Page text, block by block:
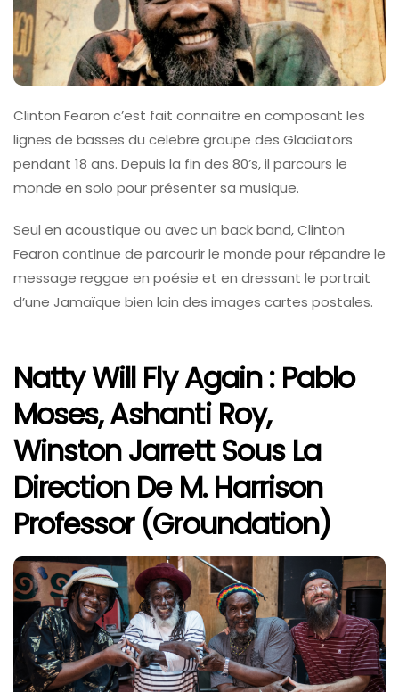
Clinton Fearon c’est fait connaitre en composant les
lignes de basses du celebre groupe des Gladiators
pendant 18 ans. Depuis la fin des 80’s, il parcours le
monde en solo pour présenter sa musique.
Seul en acoustique ou avec un back band, Clinton
Fearon continue de parcourir le monde pour répandre le
message reggae en poésie et en dressant le portrait
d’une Jamaïque bien loin des images cartes postales.
Natty Will Fly Again : Pablo
Moses, Ashanti Roy,
Winston Jarrett Sous La
Direction De M. Harrison
Professor (Groundation)